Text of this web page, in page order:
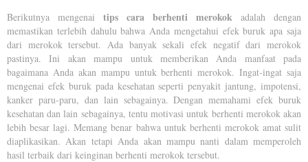
Berikutnya mengenai tips cara berhenti merokok adalah dengan
memastikan terlebih dahulu bahwa Anda mengetahui efek buruk apa saja
dari merokok tersebut. Ada banyak sekali efek negatif dari merokok
pastinya. Ini akan mampu untuk memberikan Anda manfaat pada
bagaimana Anda akan mampu untuk berhenti merokok. Ingat-ingat saja
mengenai efek buruk pada kesehatan seperti penyakit jantung, impotensi,
kanker paru-paru, dan lain sebagainya. Dengan memahami efek buruk
kesehatan dan lain sebagainya, tentu motivasi untuk berhenti merokok akan
lebih besar lagi. Memang benar bahwa untuk berhenti merokok amat sulit
diaplikasikan. Akan tetapi Anda akan mampu nanti dalam memperoleh
hasil terbaik dari keinginan berhenti merokok tersebut.